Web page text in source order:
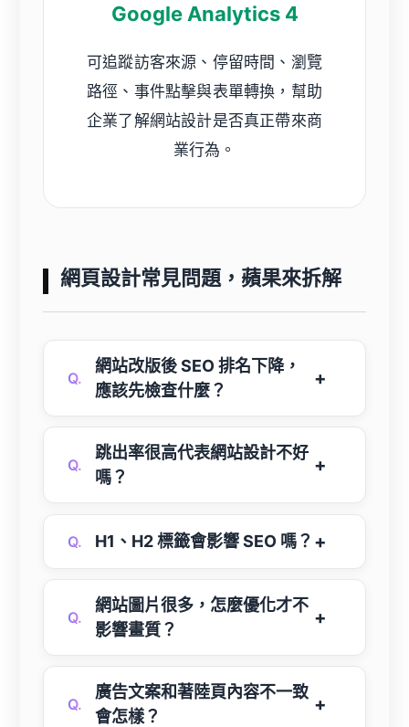
Google Analytics 4
可追蹤訪客來源、停留時間、瀏覽
路徑、事件點擊與表單轉換，幫助
企業了解網站設計是否真正帶來商
業行為。
網頁設計常見問題，蘋果來拆解
Q.
網站改版後 SEO 排名下降，
應該先檢查什麼？
Q.
跳出率很高代表網站設計不好
嗎？
Q. H1、H2 標籤會影響 SEO 嗎？
Q.
網站圖片很多，怎麼優化才不
影響畫質？
Q.
廣告文案和著陸頁內容不一致
會怎樣？